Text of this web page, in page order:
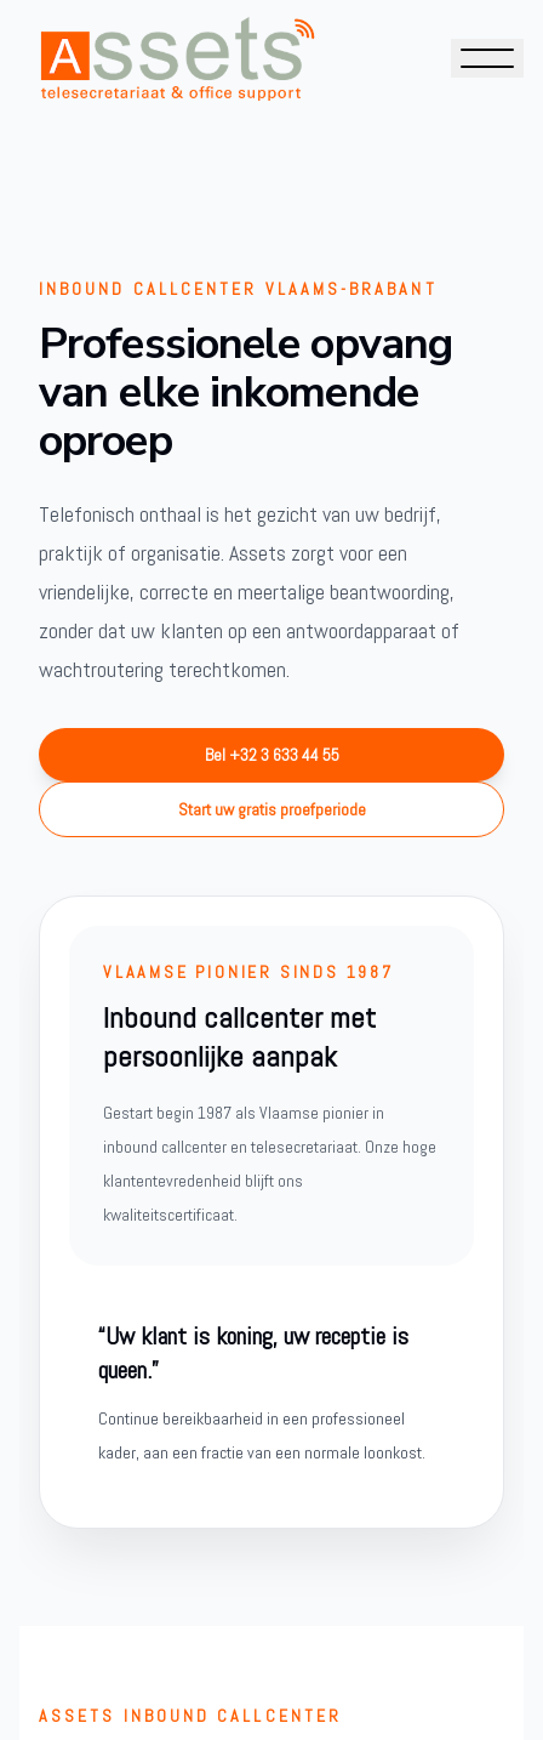
INBOUND CALLCENTER VLAAMS-BRABANT
Professionele opvang
van elke inkomende
oproep
Telefonisch onthaal is het gezicht van uw bedrijf,
praktijk of organisatie. Assets zorgt voor een
vriendelijke, correcte en meertalige beantwoording,
zonder dat uw klanten op een antwoordapparaat of
wachtroutering terechtkomen.
Bel +32 3 633 44 55
Start uw gratis proefperiode
VLAAMSE PIONIER SINDS 1987
Inbound callcenter met
persoonlijke aanpak
Gestart begin 1987 als Vlaamse pionier in
inbound callcenter en telesecretariaat. Onze hoge
klantentevredenheid blijft ons
kwaliteitscertificaat.
“Uw klant is koning, uw receptie is
queen.”
Continue bereikbaarheid in een professioneel
kader, aan een fractie van een normale loonkost.
ASSETS INBOUND CALLCENTER